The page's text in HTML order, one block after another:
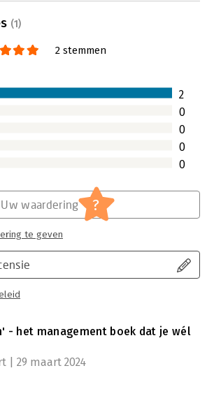
(1)
2 stemmen
2
0
0
0
0
Uw waardering ?
te geven
- het management boek dat je wél
| 29 maart 2024